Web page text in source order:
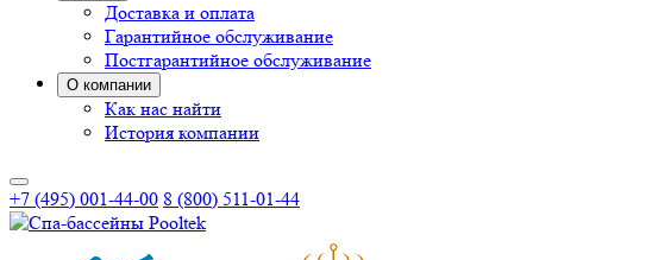
Доставка и оплата
Гарантийное обслуживание
Постгарантийное обслуживание
О компании
Как нас найти
История компании
+7 (495) 001-44-00 8 (800) 511-01-44